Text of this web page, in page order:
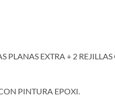
PLANAS EXTRA + 2
PINTURA EPOXI.